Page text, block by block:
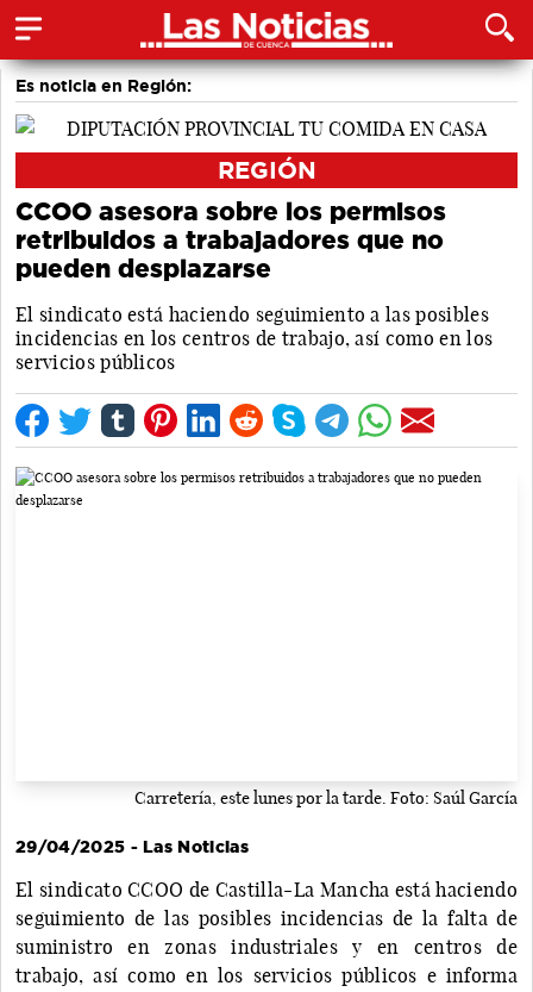
Es noticia en Región:
REGIÓN
CCOO asesora sobre los permisos
retribuidos a trabajadores que no
pueden desplazarse
El sindicato está haciendo seguimiento a las posibles
incidencias en los centros de trabajo, así como en los
servicios públicos
Carretería, este lunes por la tarde. Foto: Saúl García
29/04/2025 - Las Noticias
El sindicato CCOO de Castilla-La Mancha está haciendo
seguimiento de las posibles incidencias de la falta de
suministro en zonas industriales y en centros de
trabajo, así como en los servicios públicos e informa